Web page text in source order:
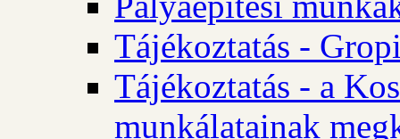
Tájékoztatás -
Tájékoztatás - a
munkálatainak